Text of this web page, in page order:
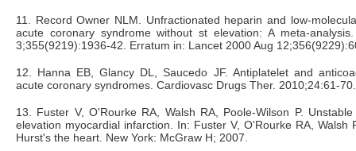
11. Record Owner NLM. Unfractionated heparin and low-
acute coronary syndrome without st elevation: A meta-
3;355(9219):1936-42. Erratum in: Lancet 2000 Aug
12. Hanna EB, Glancy DL, Saucedo JF. Antiplatelet and
acute coronary syndromes. Cardiovasc Drugs Ther. 2010;24:61-70.
13. Fuster V, O'Rourke RA, Walsh RA, Poole-Wilson P.
elevation myocardial infarction. In: Fuster V, O'Rourke RA, Walsh
Hurst's the heart. New York: McGraw H; 2007.